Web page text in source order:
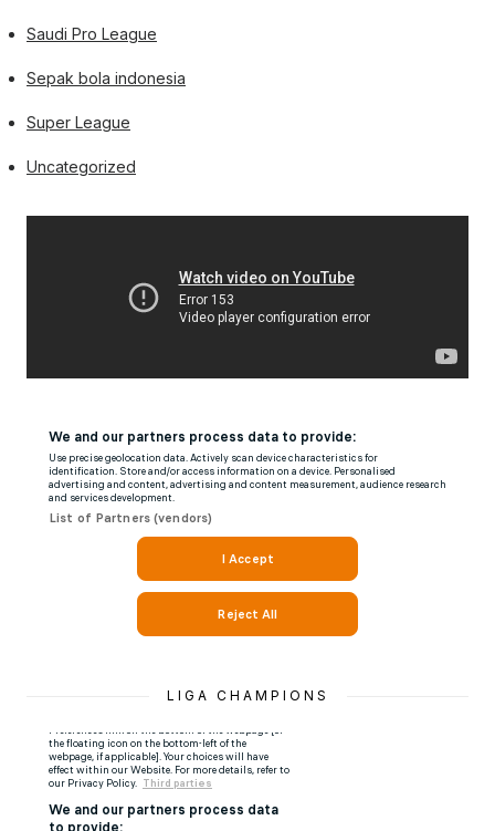
Saudi Pro League
Sepak bola indonesia
Super League
Uncategorized
LIGA CHAMPIONS